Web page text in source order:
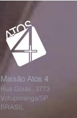
Missão Atos 4
Rua Goiás, 3773
Votuporanga/SP
BRASIL